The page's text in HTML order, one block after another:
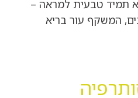
תמיד טבעית למראה –
המשקף עור בריא